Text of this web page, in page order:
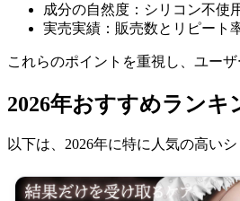
成分の自然度：シリコン不使
実売実績：販売数とリピート
これらのポイントを重視し、ユー
2026年おすすめランキ
以下は、2026年に特に人気の高い